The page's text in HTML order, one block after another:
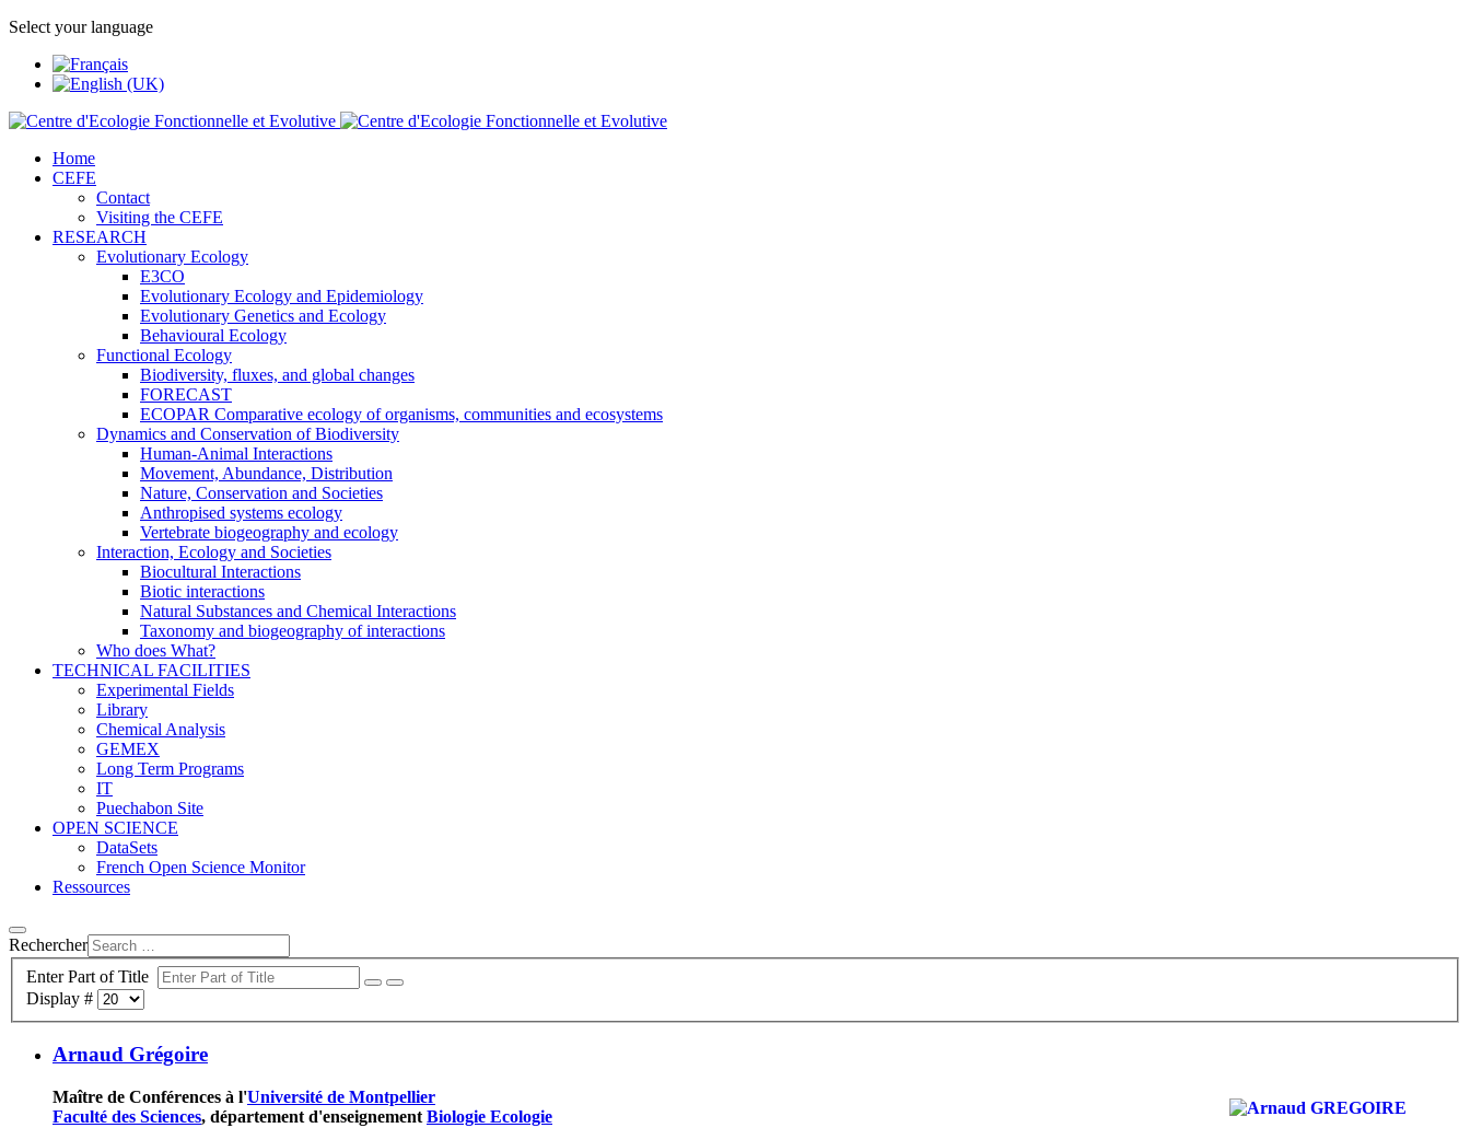
Select your language
Home
CEFE
Contact
Visiting the CEFE
RESEARCH
Evolutionary Ecology
E3CO
Evolutionary Ecology and Epidemiology
Evolutionary Genetics and Ecology
Behavioural Ecology
Functional Ecology
Biodiversity, fluxes, and global changes
FORECAST
ECOPAR Comparative ecology of organisms, communities and ecosystems
Dynamics and Conservation of Biodiversity
Human-Animal Interactions
Movement, Abundance, Distribution
Nature, Conservation and Societies
Anthropised systems ecology
Vertebrate biogeography and ecology
Interaction, Ecology and Societies
Biocultural Interactions
Biotic interactions
Natural Substances and Chemical Interactions
Taxonomy and biogeography of interactions
Who does What?
TECHNICAL FACILITIES
Experimental Fields
Library
Chemical Analysis
GEMEX
Long Term Programs
IT
Puechabon Site
OPEN SCIENCE
DataSets
French Open Science Monitor
Ressources
Rechercher
Enter Part of Title
Display #
Arnaud Grégoire
Maître de Conférences à l'Université de Montpellier
Faculté des Sciences, département d'enseignement Biologie Ecologie